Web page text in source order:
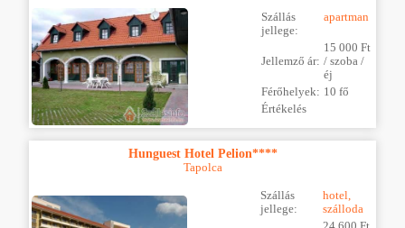
Szállás
jellege:
apartman
Jellemző ár:
15 000 Ft
/ szoba /
éj
Férőhelyek: 10 fő
Értékelés
Hunguest Hotel Pelion****
Tapolca
Szállás
jellege:
hotel,
szálloda